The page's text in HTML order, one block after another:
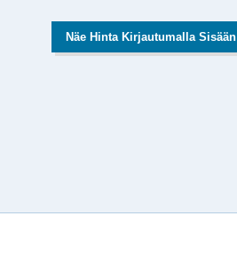
Näe Hinta Kirjautumalla Sisään